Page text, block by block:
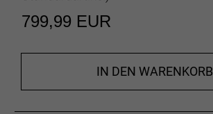
799,99 EUR
IN DEN WARENKORB